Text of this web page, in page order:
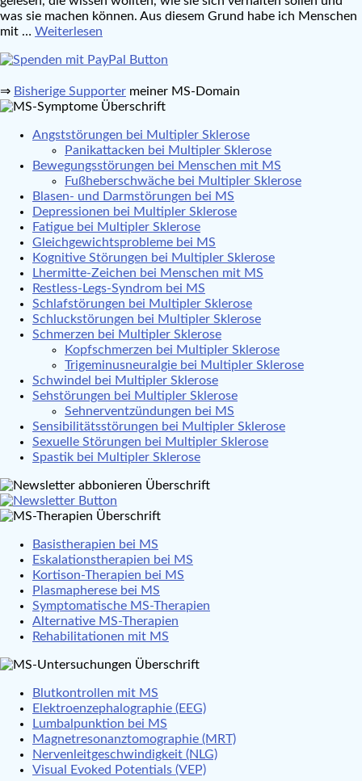
was sie machen können. Aus diesem Grund habe ich Menschen
mit … Weiterlesen
⇒ Bisherige Supporter meiner MS-Domain
Angststörungen bei Multipler Sklerose
Panikattacken bei Multipler Sklerose
Bewegungsstörungen bei Menschen mit MS
Fußheberschwäche bei Multipler Sklerose
Blasen- und Darmstörungen bei MS
Depressionen bei Multipler Sklerose
Fatigue bei Multipler Sklerose
Gleichgewichtsprobleme bei MS
Kognitive Störungen bei Multipler Sklerose
Lhermitte-Zeichen bei Menschen mit MS
Restless-Legs-Syndrom bei MS
Schlafstörungen bei Multipler Sklerose
Schluckstörungen bei Multipler Sklerose
Schmerzen bei Multipler Sklerose
Kopfschmerzen bei Multipler Sklerose
Trigeminusneuralgie bei Multipler Sklerose
Schwindel bei Multipler Sklerose
Sehstörungen bei Multipler Sklerose
Sehnerventzündungen bei MS
Sensibilitätsstörungen bei Multipler Sklerose
Sexuelle Störungen bei Multipler Sklerose
Spastik bei Multipler Sklerose
Basistherapien bei MS
Eskalationstherapien bei MS
Kortison-Therapien bei MS
Plasmapherese bei MS
Symptomatische MS-Therapien
Alternative MS-Therapien
Rehabilitationen mit MS
Blutkontrollen mit MS
Elektroenzephalographie (EEG)
Lumbalpunktion bei MS
Magnetresonanztomographie (MRT)
Nervenleitgeschwindigkeit (NLG)
Visual Evoked Potentials (VEP)